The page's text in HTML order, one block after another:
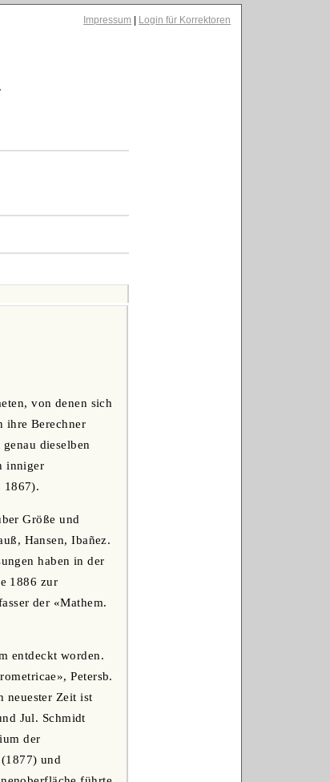
Impressum Login für Korrektoren
von denen sich
ihre Berechner
dieselben
inniger
1867).
Größe und
Hansen, Ibañez.
haben in der
1886 zur
der «Mathem.
entdeckt worden.
Petersb.
neuester Zeit ist
Jul. Schmidt
der
und